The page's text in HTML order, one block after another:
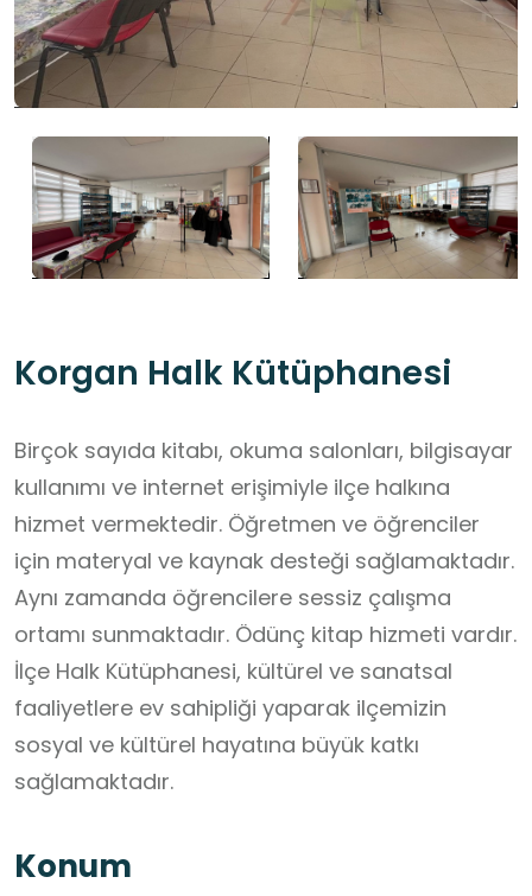
Korgan Halk Kütüphanesi
Birçok sayıda kitabı, okuma salonları, bilgisayar
kullanımı ve internet erişimiyle ilçe halkına
hizmet vermektedir. Öğretmen ve öğrenciler
için materyal ve kaynak desteği sağlamaktadır.
Aynı zamanda öğrencilere sessiz çalışma
ortamı sunmaktadır. Ödünç kitap hizmeti vardır.
İlçe Halk Kütüphanesi, kültürel ve sanatsal
faaliyetlere ev sahipliği yaparak ilçemizin
sosyal ve kültürel hayatına büyük katkı
sağlamaktadır.
Konum